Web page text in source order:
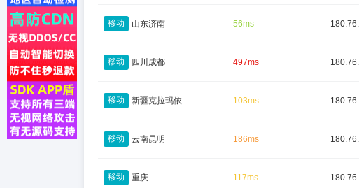
移动 山东济南 56ms
移动 四川成都 497ms
移动 新疆克拉玛依 103ms
移动 云南昆明 186ms
移动 重庆 117ms